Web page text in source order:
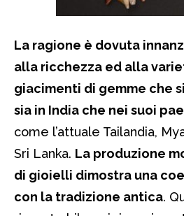
La ragione è dovuta
alla ricchezza ed alla
giacimenti di gemme che
sia in India che nei suoi
come l’attuale Tailandia,
Sri Lanka. La produzione
di gioielli dimostra una
con la tradizione antica.